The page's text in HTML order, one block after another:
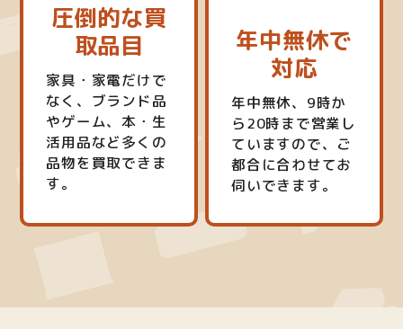
圧倒的な買
取品目
家具・家電だけで
なく、ブランド品
やゲーム、本・生
活用品など多くの
品物を買取できま
す。
年中無休で
対応
年中無休、9時か
ら20時まで営業し
ていますので、ご
都合に合わせてお
伺いできます。